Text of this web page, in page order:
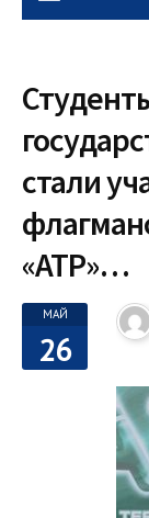
стали
«АТР»…
МАЙ
26